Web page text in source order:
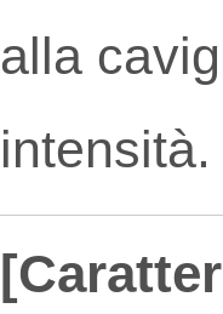
alla
intensità.